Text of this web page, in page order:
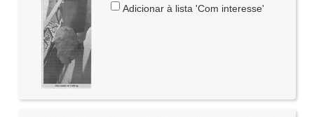
Adicionar à lista 'Com interesse'